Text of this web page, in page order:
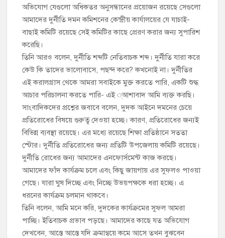
অভিযোগ যেগুলো অধিকতর অনুসন্ধানের প্রয়োজন রয়েছে সেগুলো
আমাদের দুর্নীতি দমন কমিশনের কেন্দ্রীয় কার্যালয়ের যে যাচাই-
বাছাই কমিটি রয়েছে সেই কমিটির কাছে প্রেরণ করার জন্য সুপারিশ
করেছি।
তিনি আরও বলেন, দুর্নীতি শব্দটি নেতিবাচক শব্দ। দুর্নীতি যারা করে
কেউ কি তাদের ভালোবাসে, পছন্দ করে? কখনোই না। দুর্নীতির
এই করালগ্রাস থেকে আমরা সবাইকে মুক্ত করতে পারি, একটি শুদ্ধ
আচার পরিচালনা করতে পারি- এই ্আশাবাদ আমি ব্যক্ত করছি।
সাংবাদিকদের প্রশ্নের জবাবে বলেন, দুদক আইনে দমনের চেয়ে
প্রতিরোধের বিষয়ে গুরুত্ব দেওয়া হচ্ছে। কারণ, প্রতিরোধের জন্যই
বিভিন্ন ব্যবস্থা রয়েছে। এর মধ্যে রয়েছে শিক্ষা প্রতিষ্ঠানে সততা
স্টোর। দুর্নীতি প্রতিরোধের জন্য প্রতিটি উপজেলায় কমিটি রয়েছে।
দুর্নীতি রোধের জন্য আমাদের এনফোর্সমেন্ট কাজ করছে।
আমাদের ফাঁদ কার্যক্রম চলে এবং কিছু জায়গায় এর সুফলও পাওয়া
গেছে। যারা ঘুষ দিচ্ছে এবং নিচ্ছে উভয়পক্ষকে ধরা হচ্ছে। এ
ধরনের কার্যক্রম চলমান থাকবে।
তিনি বলেন, আমি মনে করি, দুদকের কার্যক্রমের সুফল আমরা
পাচ্ছি। ইতিবাচক প্রভাব পড়ছে। আমাদের কাছে যত অভিযোগ
দেখবেন, আস্তে আস্তে যদি ক্রমান্বয়ে কমে আসে তখন বুঝবেন